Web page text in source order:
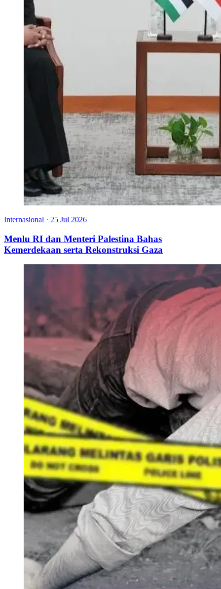
Internasional · 25 Jul 2026
Menlu RI dan Menteri Palestina Bahas
Kemerdekaan serta Rekonstruksi Gaza